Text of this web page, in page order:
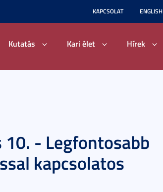
KAPCSOLAT ENGLISH
Kutatás Kari élet Hírek
- Legfontosabb
kapcsolatos